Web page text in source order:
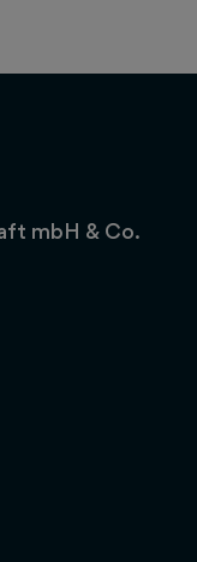
mbH & Co.